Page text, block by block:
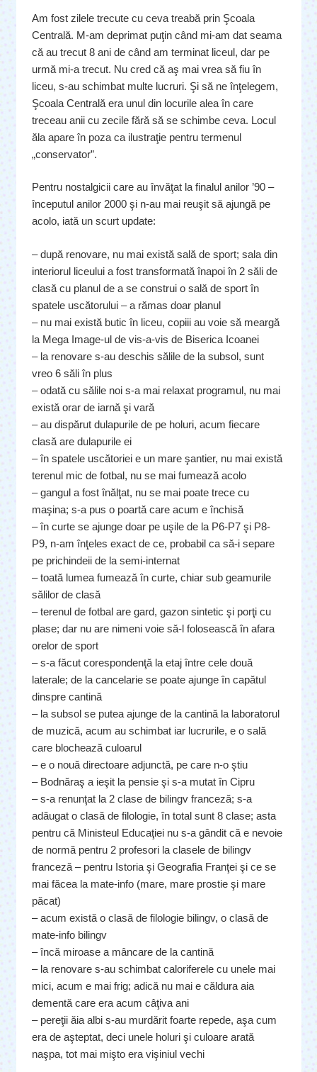
Am fost zilele trecute cu ceva treabă prin Şcoala
Centrală. M-am deprimat puţin când mi-am dat seama
că au trecut 8 ani de când am terminat liceul, dar pe
urmă mi-a trecut. Nu cred că aş mai vrea să fiu în
liceu, s-au schimbat multe lucruri. Şi să ne înţelegem,
Şcoala Centrală era unul din locurile alea în care
treceau anii cu zecile fără să se schimbe ceva. Locul
ăla apare în poza ca ilustraţie pentru termenul
„conservator”.
Pentru nostalgicii care au învăţat la finalul anilor ’90 –
începutul anilor 2000 şi n-au mai reuşit să ajungă pe
acolo, iată un scurt update:
– după renovare, nu mai există sală de sport; sala din
interiorul liceului a fost transformată înapoi în 2 săli de
clasă cu planul de a se construi o sală de sport în
spatele uscătorului – a rămas doar planul
– nu mai există butic în liceu, copiii au voie să meargă
la Mega Image-ul de vis-a-vis de Biserica Icoanei
– la renovare s-au deschis sălile de la subsol, sunt
vreo 6 săli în plus
– odată cu sălile noi s-a mai relaxat programul, nu mai
există orar de iarnă şi vară
– au dispărut dulapurile de pe holuri, acum fiecare
clasă are dulapurile ei
– în spatele uscătoriei e un mare şantier, nu mai există
terenul mic de fotbal, nu se mai fumează acolo
– gangul a fost înălţat, nu se mai poate trece cu
maşina; s-a pus o poartă care acum e închisă
– în curte se ajunge doar pe uşile de la P6-P7 şi P8-
P9, n-am înţeles exact de ce, probabil ca să-i separe
pe prichindeii de la semi-internat
– toată lumea fumează în curte, chiar sub geamurile
sălilor de clasă
– terenul de fotbal are gard, gazon sintetic şi porţi cu
plase; dar nu are nimeni voie să-l folosească în afara
orelor de sport
– s-a făcut corespondenţă la etaj între cele două
laterale; de la cancelarie se poate ajunge în capătul
dinspre cantină
– la subsol se putea ajunge de la cantină la laboratorul
de muzică, acum au schimbat iar lucrurile, e o sală
care blochează culoarul
– e o nouă directoare adjunctă, pe care n-o ştiu
– Bodnăraş a ieşit la pensie şi s-a mutat în Cipru
– s-a renunţat la 2 clase de bilingv franceză; s-a
adăugat o clasă de filologie, în total sunt 8 clase; asta
pentru că Ministeul Educaţiei nu s-a gândit că e nevoie
de normă pentru 2 profesori la clasele de bilingv
franceză – pentru Istoria şi Geografia Franţei şi ce se
mai făcea la mate-info (mare, mare prostie şi mare
păcat)
– acum există o clasă de filologie bilingv, o clasă de
mate-info bilingv
– încă miroase a mâncare de la cantină
– la renovare s-au schimbat caloriferele cu unele mai
mici, acum e mai frig; adică nu mai e căldura aia
dementă care era acum câţiva ani
– pereţii ăia albi s-au murdărit foarte repede, aşa cum
era de aşteptat, deci unele holuri şi culoare arată
naşpa, tot mai mişto era vişiniul vechi